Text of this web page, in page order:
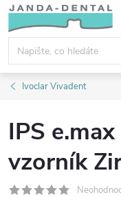
Přejít
obsah
Ivoclar Vivadent
IPS
vzorník